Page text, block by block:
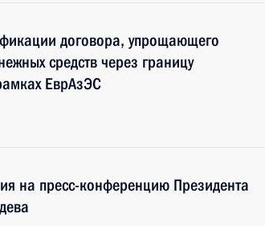
договора, упрощающего
средств через границу
ЕврАзЭС
на пресс-конференцию Президента